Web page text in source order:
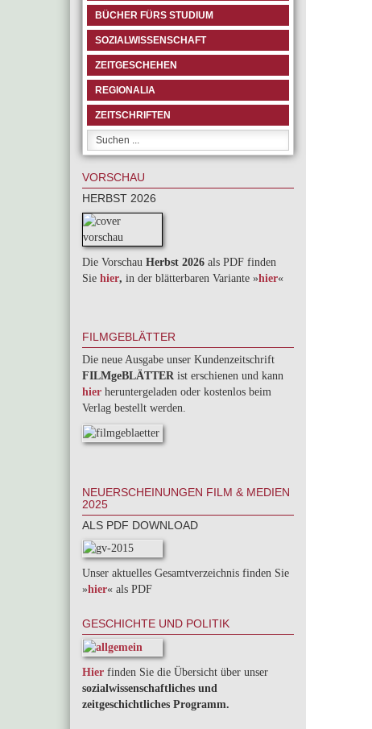
BÜCHER FÜRS STUDIUM
SOZIALWISSENSCHAFT
ZEITGESCHEHEN
REGIONALIA
ZEITSCHRIFTEN
VORSCHAU
HERBST 2026
Die Vorschau Herbst 2026 als PDF finden
Sie hier, in der blätterbaren Variante »hier«
FILMGEBLÄTTER
Die neue Ausgabe unser Kundenzeitschrift
FILMgeBLÄTTER ist erschienen und kann
hier heruntergeladen oder kostenlos beim
Verlag bestellt werden.
NEUERSCHEINUNGEN FILM & MEDIEN
2025
ALS PDF DOWNLOAD
Unser aktuelles Gesamtverzeichnis finden Sie
»hier« als PDF
GESCHICHTE UND POLITIK
Hier finden Sie die Übersicht über unser
sozialwissenschaftliches und
zeitgeschichtliches Programm.